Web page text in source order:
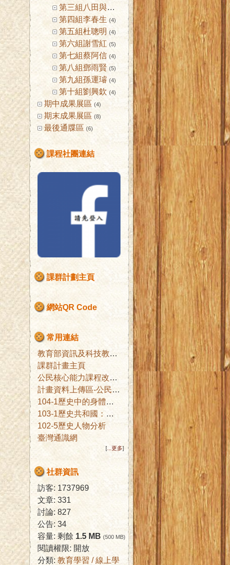
第三組八田與一
第四組李春生 (4)
第五組杜聰明 (4)
第六組謝雪紅 (5)
第七組蔡阿信 (4)
第八組鄧雨賢 (5)
第九組孫運璿 (4)
第十組劉興欽 (4)
期中成果展區 (4)
期末成果展區 (8)
最後通牒區 (6)
課程社團連結
課群計劃主頁
網站QR Code
常用連結
教育部資訊及科技教育司
課群計畫主頁
公民核心能力課程改進子計畫公佈欄
計畫資料上傳區-公民核心能力課程改進子計畫辦公室
104-1歷史中的身體文化
103-1歷史共和國：互文詮釋與想像
102-5歷史人物分析
臺灣通識網
[ ...更多]
社群資訊
訪客: 1737969
文章: 331
討論: 827
公告: 34
容量: 剩餘 1.5 MB (500 MB)
閱讀權限: 開放
分類: 教育學習 / 線上學